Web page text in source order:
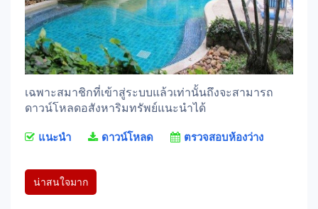
เฉพาะสมาชิกที่เข้าสู่ระบบแล้วเท่านั้นถึงจะสามารถ
ดาวน์โหลดอสังหาริมทรัพย์แนะนำได้
แนะนำ ดาวน์โหลด ตรวจสอบห้องว่าง
น่าสนใจมาก